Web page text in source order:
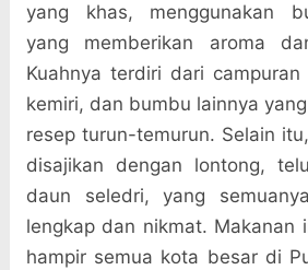
yang khas, menggunakan
yang memberikan aroma
Kuahnya terdiri dari
kemiri, dan bumbu lainnya
resep turun-temurun. Selain
disajikan dengan lontong,
daun seledri, yang
lengkap dan nikmat. Makanan
hampir semua kota besar di